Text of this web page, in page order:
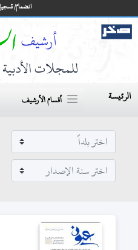
انضمام/
للمجلات الأدبية
الرئيسة أقسام الأرشيف